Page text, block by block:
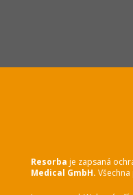
Resorba je zapsaná
Medical GmbH.